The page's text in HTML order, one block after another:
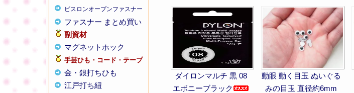
ビスロンオープンファスナー
ファスナー まとめ買い
副資材
マグネットホック
手芸ひも・コード・テープ
金・銀打ちひも
江戸打ち紐
ダイロンマルチ 黒 08
エボニーブラック
動眼 動く目玉 ぬいぐる
みの目玉 直径約6mm